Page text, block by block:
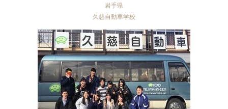
岩手県
久慈自動車学校